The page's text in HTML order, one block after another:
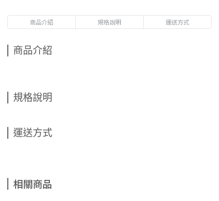
商品介紹 規格說明 運送方式
商品介紹
規格說明
運送方式
相關商品